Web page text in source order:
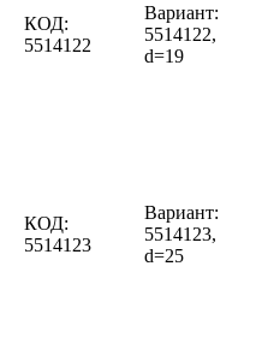
КОД:
5514122
Вариант:
5514122,
d=19
КОД:
5514123
Вариант:
5514123,
d=25